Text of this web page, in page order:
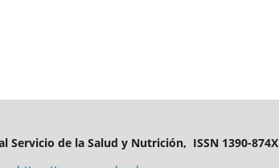
Servicio de la Salud y Nutrición, ISSN 1390-874X